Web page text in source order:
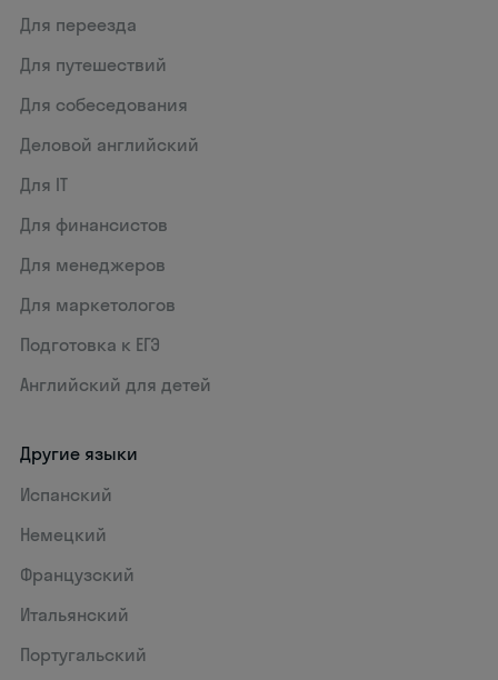
Для переезда
Для путешествий
Для собеседования
Деловой английский
Для IT
Для финансистов
Для менеджеров
Для маркетологов
Подготовка к ЕГЭ
Английский для детей
Другие языки
Испанский
Немецкий
Французский
Итальянский
Португальский